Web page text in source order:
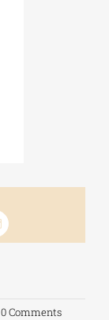
0 Comments